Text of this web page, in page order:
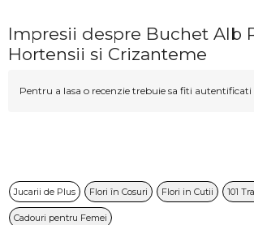
Impresii despre Buchet Alb
Hortensii si Crizanteme
Pentru a lasa o recenzie trebuie sa fiti autentificati
Jucarii de Plus Flori în Cosuri Flori in Cutii 101
Cadouri pentru Femei